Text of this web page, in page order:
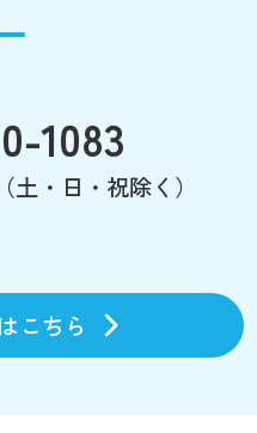
1083
土・日・祝除く）
こちら